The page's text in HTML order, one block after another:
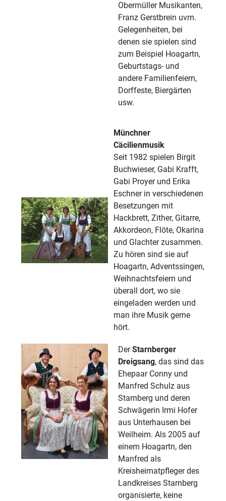
Obermüller Musikanten,
Franz Gerstbrein uvm.
Gelegenheiten, bei
denen sie spielen sind
zum Beispiel Hoagartn,
Geburtstags- und
andere Familienfeiern,
Dorffeste, Biergärten
usw.
Münchner
Cäcilienmusik
Seit 1982 spielen Birgit
Buchwieser, Gabi Krafft,
Gabi Proyer und Erika
Eschner in verschiedenen
Besetzungen mit
Hackbrett, Zither, Gitarre,
Akkordeon, Flöte, Okarina
und Glachter zusammen.
Zu hören sind sie auf
Hoagartn, Adventssingen,
Weihnachtsfeiern und
überall dort, wo sie
eingeladen werden und
man ihre Musik gerne
hört.
DerStarnberger
Dreigsang, das sind das
Ehepaar Conny und
Manfred Schulz aus
Starnberg und deren
Schwägerin Irmi Hofer
aus Unterhausen bei
Weilheim. Als 2005 auf
einem Hoagartn, den
Manfred als
Kreisheimatpfleger des
Landkreises Starnberg
organisierte, keine